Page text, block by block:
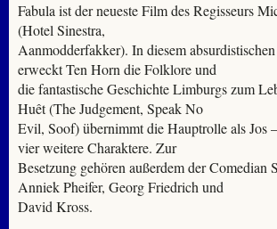
Fabula ist der neueste Film des Regisseurs
(Hotel Sinestra,
Aanmodderfakker). In diesem
erweckt Ten Horn die Folklore und
die fantastische Geschichte Limburgs zum
Huêt (The Judgement, Speak No
Evil, Soof) übernimmt die Hauptrolle als Jos
vier weitere Charaktere. Zur
Besetzung gehören außerdem der Comedian
Anniek Pheifer, Georg Friedrich und
David Kross.